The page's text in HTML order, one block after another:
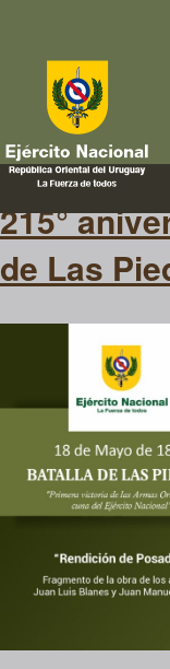
batalla
215°
de Las